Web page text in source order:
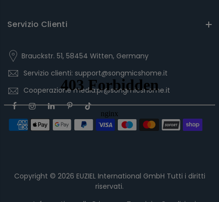
Servizio Clienti
Brauckstr. 51, 58454 Witten, Germany
Servizio clienti: support@songmicshome.it
Cooperazione media:pr@songmicshome.it
Copyright © 2026 EUZIEL International GmbH Tutti i diritti
riservati.